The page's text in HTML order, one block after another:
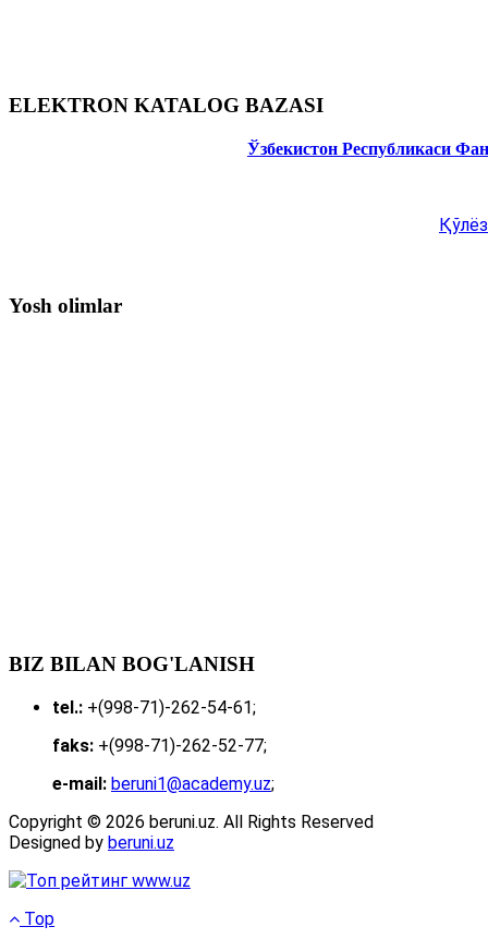
ELEKTRON KATALOG BAZASI
Ўзбекистон Республикаси
Yosh olimlar
BIZ BILAN BOG'LANISH
tel.: +(998-71)-262-54-61;
faks: +(998-71)-262-52-77;
e-mail: beruni1@academy.uz;
Copyright © 2026 beruni.uz. All Rights Reserved
Designed by beruni.uz
Top